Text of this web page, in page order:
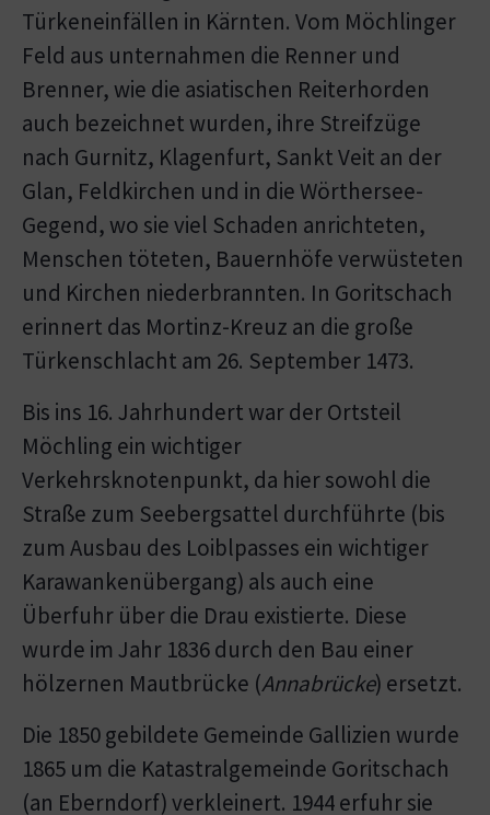
Türkeneinfällen in Kärnten. Vom Möchlinger
Feld aus unternahmen die Renner und
Brenner, wie die asiatischen Reiterhorden
auch bezeichnet wurden, ihre Streifzüge
nach Gurnitz, Klagenfurt, Sankt Veit an der
Glan, Feldkirchen und in die Wörthersee-
Gegend, wo sie viel Schaden anrichteten,
Menschen töteten, Bauernhöfe verwüsteten
und Kirchen niederbrannten. In Goritschach
erinnert das Mortinz-Kreuz an die große
Türkenschlacht am 26. September 1473.
Bis ins 16. Jahrhundert war der Ortsteil
Möchling ein wichtiger
Verkehrsknotenpunkt, da hier sowohl die
Straße zum Seebergsattel durchführte (bis
zum Ausbau des Loiblpasses ein wichtiger
Karawankenübergang) als auch eine
Überfuhr über die Drau existierte. Diese
wurde im Jahr 1836 durch den Bau einer
hölzernen Mautbrücke (Annabrücke) ersetzt.
Die 1850 gebildete Gemeinde Gallizien wurde
1865 um die Katastralgemeinde Goritschach
(an Eberndorf) verkleinert. 1944 erfuhr sie